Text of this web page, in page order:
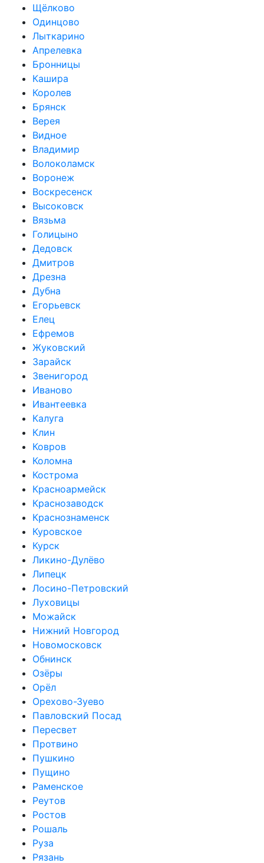
Щёлково
Одинцово
Лыткарино
Апрелевка
Бронницы
Кашира
Королев
Брянск
Верея
Видное
Владимир
Волоколамск
Воронеж
Воскресенск
Высоковск
Вязьма
Голицыно
Дедовск
Дмитров
Дрезна
Дубна
Егорьевск
Елец
Ефремов
Жуковский
Зарайск
Звенигород
Иваново
Ивантеевка
Калуга
Клин
Ковров
Коломна
Кострома
Красноармейск
Краснозаводск
Краснознаменск
Куровское
Курск
Ликино-Дулёво
Липецк
Лосино-Петровский
Луховицы
Можайск
Нижний Новгород
Новомосковск
Обнинск
Озёры
Орёл
Орехово-Зуево
Павловский Посад
Пересвет
Протвино
Пушкино
Пущино
Раменское
Реутов
Ростов
Рошаль
Руза
Рязань